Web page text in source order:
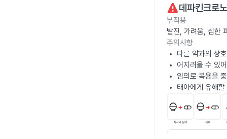
데파킨크로
부작용
발진, 가려움, 심한
주의사항
다른 약과의 상
어지러울 수 있
임의로 복용을
태아에게 유해